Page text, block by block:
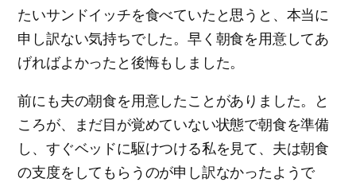
たいサンドイッチを食べていたと思うと、本当に
申し訳ない気持ちでした。早く朝食を用意してあ
げればよかったと後悔もしました。
前にも夫の朝食を用意したことがありました。と
ころが、まだ目が覚めていない状態で朝食を準備
し、すぐベッドに駆けつける私を見て、夫は朝食
の支度をしてもらうのが申し訳なかったようで